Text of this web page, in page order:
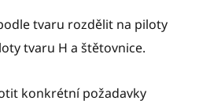
tvaru rozdělit na piloty
tvaru H a štětovnice.
konkrétní požadavky